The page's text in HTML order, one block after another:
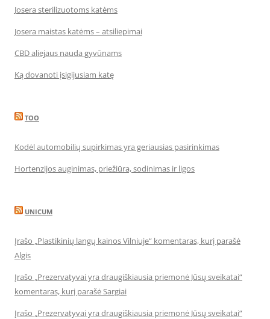
Josera sterilizuotoms katėms
Josera maistas katėms – atsiliepimai
CBD aliejaus nauda gyvūnams
Ką dovanoti įsigijusiam katę
TOO
Kodėl automobilių supirkimas yra geriausias pasirinkimas
Hortenzijos auginimas, priežiūra, sodinimas ir ligos
UNICUM
Įrašo „Plastikinių langų kainos Vilniuje“ komentaras, kurį parašė
Algis
Įrašo „Prezervatyvai yra draugiškiausia priemonė Jūsų sveikatai“
komentaras, kurį parašė Sargiai
Įrašo „Prezervatyvai yra draugiškiausia priemonė Jūsų sveikatai“